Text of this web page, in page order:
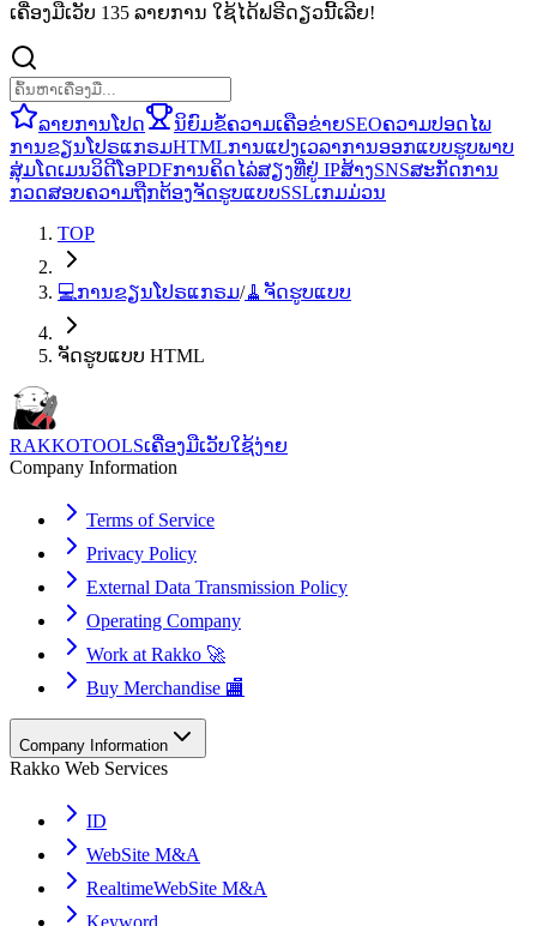
ເຄື່ອງມືເວັບ 135 ລາຍການ ໃຊ້ໄດ້ຟຣີດຽວນີ້ເລີຍ!
ລາຍການໂປດ ນິຍົມຂໍ້ຄວາມເຄືອຂ່າຍSEOຄວາມປອດໄພ
ການຂຽນໂປຣແກຣມHTMLການແປງເວລາການອອກແບບຮູບພາບ
ສຸ່ມໂດເມນວິດີໂອPDFການຄິດໄລ່ສຽງທີ່ຢູ່ IPສ້າງSNSສະກັດການ
ກວດສອບຄວາມຖືກຕ້ອງຈັດຮູບແບບSSLເກມມ່ວນ
TOP
💻ການຂຽນໂປຣແກຣມ/🧹 ຈັດຮູບແບບ
ຈັດຮູບແບບ HTML
RAKKOTOOLSເຄື່ອງມືເວັບໃຊ້ງ່າຍ
Company Information
Terms of Service
Privacy Policy
External Data Transmission Policy
Operating Company
Work at Rakko 🚀
Buy Merchandise 🏬
Company Information
Rakko Web Services
ID
WebSite M&A
RealtimeWebSite M&A
Keyword